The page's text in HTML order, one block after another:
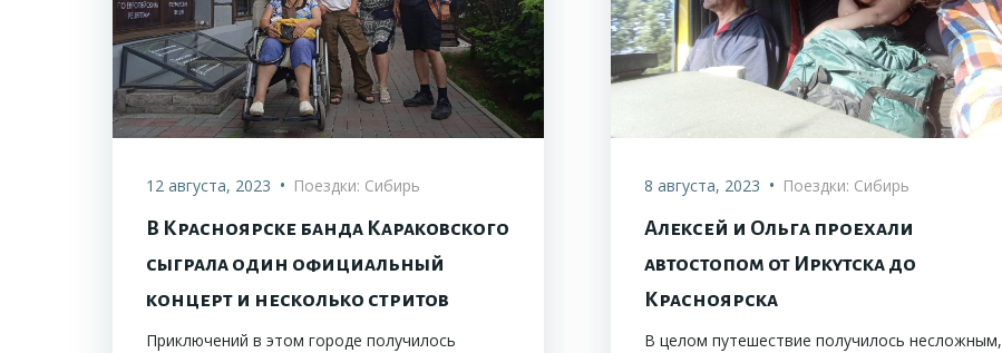
12 августа, 2023 • Поездки: Сибирь
В Красноярске банда Караковского
сыграла один официальный
концерт и несколько стритов
Приключений в этом городе получилось
8 августа, 2023 • Поездки: Сибирь
Алексей и Ольга проехали
автостопом от Иркутска до
Красноярска
В целом путешествие получилось несложным,